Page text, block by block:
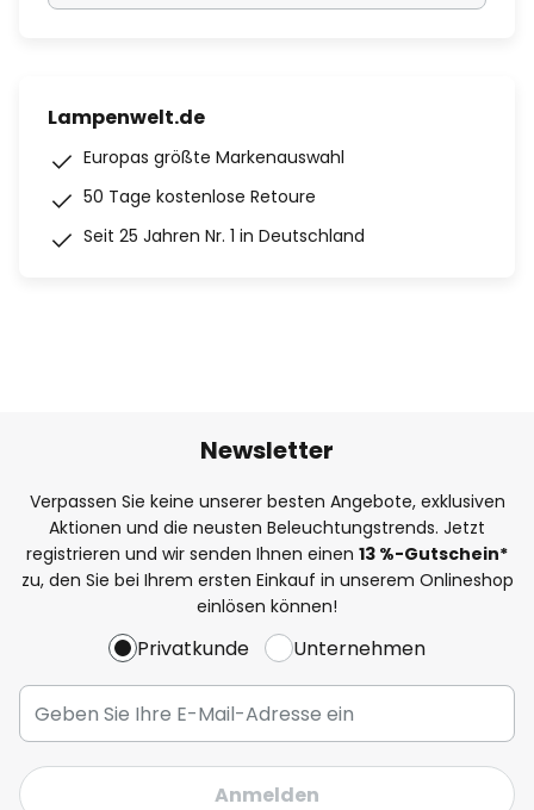
Lampenwelt.de
Europas größte Markenauswahl
50 Tage kostenlose Retoure
Seit 25 Jahren Nr. 1 in Deutschland
Newsletter
Verpassen Sie keine unserer besten Angebote, exklusiven
Aktionen und die neusten Beleuchtungstrends. Jetzt
registrieren und wir senden Ihnen einen 13 %-Gutschein*
zu, den Sie bei Ihrem ersten Einkauf in unserem Onlineshop
einlösen können!
Privatkunde Unternehmen
Anmelden